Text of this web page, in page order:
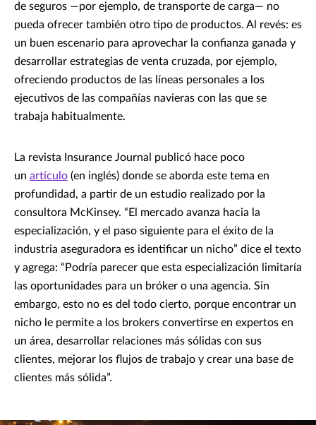
de seguros —por ejemplo, de transporte de carga— no
pueda ofrecer también otro tipo de productos. Al revés: es
un buen escenario para aprovechar la confianza ganada y
desarrollar estrategias de venta cruzada, por ejemplo,
ofreciendo productos de las líneas personales a los
ejecutivos de las compañías navieras con las que se
trabaja habitualmente.
La revista Insurance Journal publicó hace poco
un artículo (en inglés) donde se aborda este tema en
profundidad, a partir de un estudio realizado por la
consultora McKinsey. “El mercado avanza hacia la
especialización, y el paso siguiente para el éxito de la
industria aseguradora es identificar un nicho” dice el texto
y agrega: “Podría parecer que esta especialización limitaría
las oportunidades para un bróker o una agencia. Sin
embargo, esto no es del todo cierto, porque encontrar un
nicho le permite a los brokers convertirse en expertos en
un área, desarrollar relaciones más sólidas con sus
clientes, mejorar los flujos de trabajo y crear una base de
clientes más sólida”.